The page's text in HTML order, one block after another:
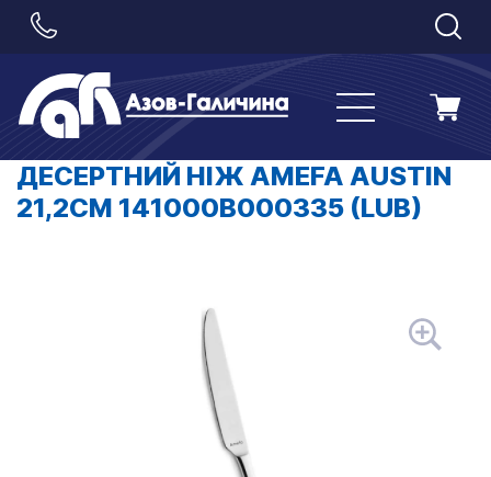
ДЕСЕРТНИЙ НІЖ AMEFA AUSTIN
21,2СМ 141000B000335 (LUB)